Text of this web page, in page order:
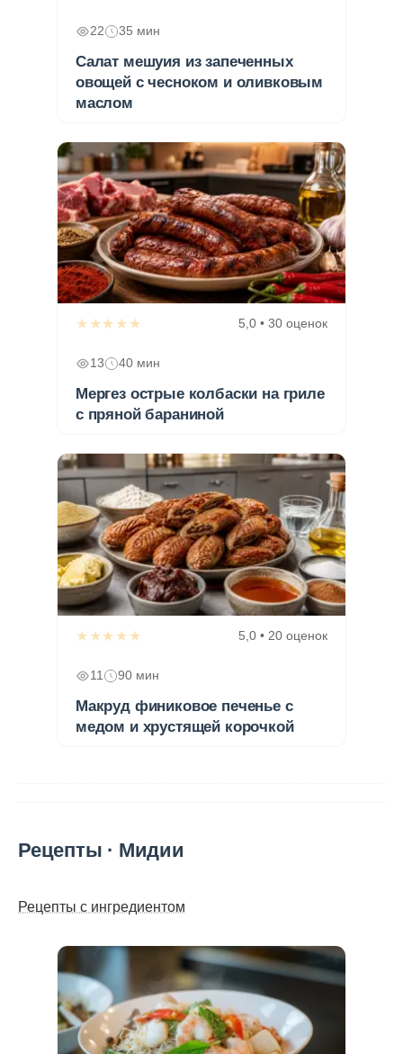
22 35 мин
Салат мешуия из запеченных
овощей с чесноком и оливковым
маслом
★★★★★ 5,0 • 30 оценок
13 40 мин
Мергез острые колбаски на гриле
с пряной бараниной
★★★★★ 5,0 • 20 оценок
11 90 мин
Макруд финиковое печенье с
медом и хрустящей корочкой
Рецепты · Мидии
Рецепты с ингредиентом